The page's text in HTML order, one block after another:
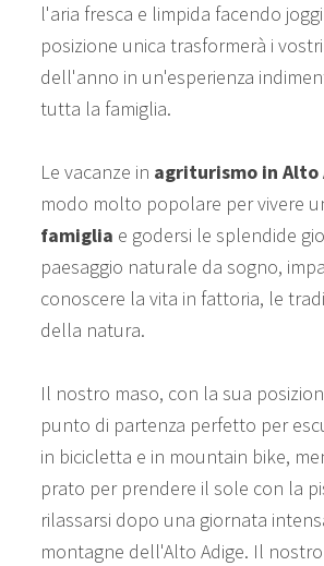
l'aria fresca e limpida facendo
posizione unica trasformerà i
dell'anno in un'esperienza
tutta la famiglia.
Le vacanze in agriturismo in Alto
modo molto popolare per vivere
famiglia e godersi le splendide
paesaggio naturale da sogno,
conoscere la vita in fattoria, le
della natura.
Il nostro maso, con la sua
punto di partenza perfetto per
in bicicletta e in mountain bike,
prato per prendere il sole con la
rilassarsi dopo una giornata
montagne dell'Alto Adige. Il